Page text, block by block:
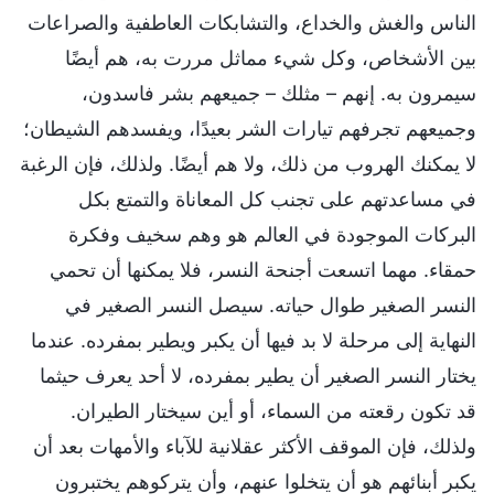
الناس والغش والخداع، والتشابكات العاطفية والصراعات
بين الأشخاص، وكل شيء مماثل مررت به، هم أيضًا
سيمرون به. إنهم – مثلك – جميعهم بشر فاسدون،
وجميعهم تجرفهم تيارات الشر بعيدًا، ويفسدهم الشيطان؛
لا يمكنك الهروب من ذلك، ولا هم أيضًا. ولذلك، فإن الرغبة
في مساعدتهم على تجنب كل المعاناة والتمتع بكل
البركات الموجودة في العالم هو وهم سخيف وفكرة
حمقاء. مهما اتسعت أجنحة النسر، فلا يمكنها أن تحمي
النسر الصغير طوال حياته. سيصل النسر الصغير في
النهاية إلى مرحلة لا بد فيها أن يكبر ويطير بمفرده. عندما
يختار النسر الصغير أن يطير بمفرده، لا أحد يعرف حيثما
قد تكون رقعته من السماء، أو أين سيختار الطيران.
ولذلك، فإن الموقف الأكثر عقلانية للآباء والأمهات بعد أن
يكبر أبنائهم هو أن يتخلوا عنهم، وأن يتركوهم يختبرون